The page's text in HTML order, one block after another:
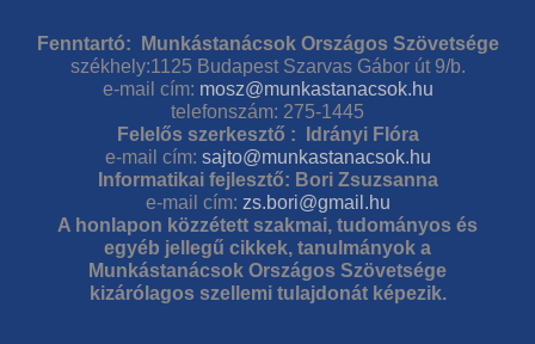
Fenntartó: Munkástanácsok Országos Szövetsége
székhely:1125 Budapest Szarvas Gábor út 9/b.
e-mail cím: mosz@munkastanacsok.hu
telefonszám: 275-1445
Felelős szerkesztő : Idrányi Flóra
e-mail cím: sajto@munkastanacsok.hu
Informatikai fejlesztő: Bori Zsuzsanna
e-mail cím: zs.bori@gmail.hu
A honlapon közzétett szakmai, tudományos és
egyéb jellegű cikkek, tanulmányok a
Munkástanácsok Országos Szövetsége
kizárólagos szellemi tulajdonát képezik.